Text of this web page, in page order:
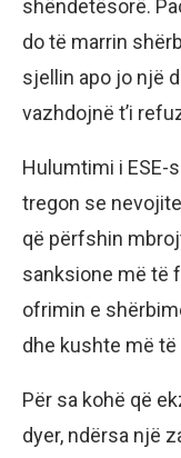
shëndetësorë.
do të marrin
sjellin apo jo një
vazhdojnë t’i
Hulumtimi i
tregon se
që përfshin
sanksione më të
ofrimin e
dhe kushte më të
Për sa kohë që
dyer, ndërsa një